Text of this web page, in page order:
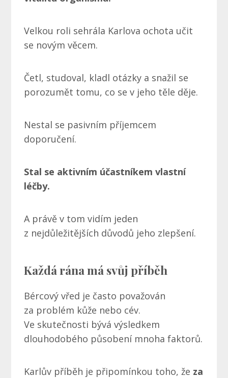
Velkou roli sehrála Karlova ochota učit
se novým věcem.
Četl, studoval, kladl otázky a snažil se
porozumět tomu, co se v jeho těle děje.
Nestal se pasivním příjemcem
doporučení.
Stal se aktivním účastníkem vlastní
léčby.
A právě v tom vidím jeden
z nejdůležitějších důvodů jeho zlepšení.
Každá rána má svůj příběh
Bércový vřed je často považován
za problém kůže nebo cév.
Ve skutečnosti bývá výsledkem
dlouhodobého působení mnoha faktorů.
Karlův příběh je připomínkou toho, že za